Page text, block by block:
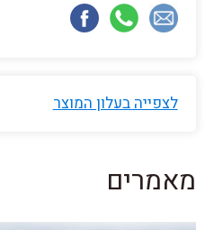
לצפייה בעלון המוצר
מאמרים